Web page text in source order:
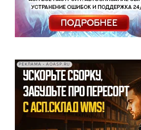
РЕКЛАМА • AOASP.RU